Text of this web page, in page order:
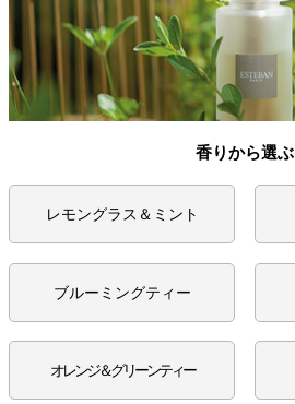
香りから選ぶ
レモングラス＆ミント
ブルーミングティー
オレンジ＆グリーンティー